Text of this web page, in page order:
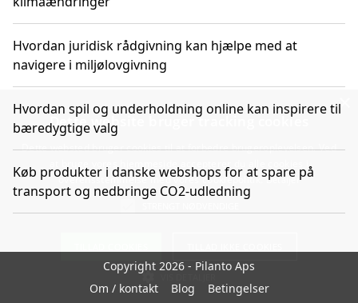
Hvordan juridisk rådgivning kan hjælpe med at
navigere i miljølovgivning
Hvordan spil og underholdning online kan inspirere til
bæredygtige valg
Køb produkter i danske webshops for at spare på
transport og nedbringe CO2-udledning
Copyright 2026 - Pilanto Aps
Om / kontakt
Blog Betingelser
×
Dette website bruger tracking cookies
Dette websted bruger cookies til at forbedre brugeroplevelsen. Ved
overensstemmelse med vores cookiepolitik. Detaljer